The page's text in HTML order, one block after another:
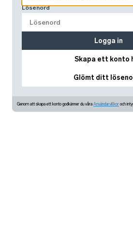
Lösenord
Skapa ett konto
Glömt ditt
Logga in
Genom att skapa ett konto godkänner du våra Användarvillkor och